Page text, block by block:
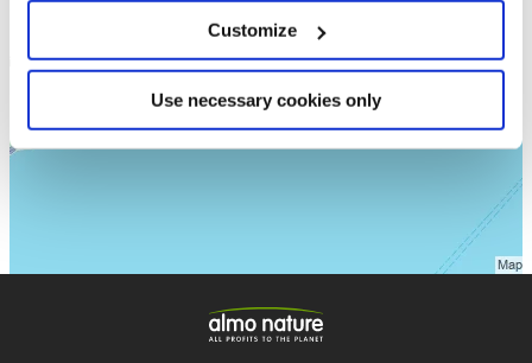
Customize
Use necessary cookies only